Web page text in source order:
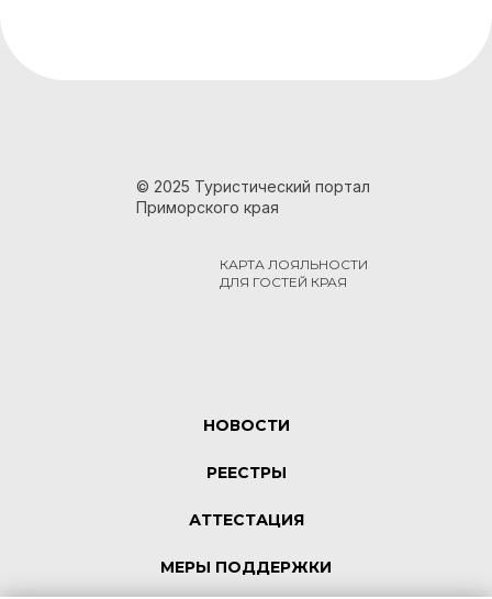
© 2025 Туристический портал
Приморского края
КАРТА ЛОЯЛЬНОСТИ
ДЛЯ ГОСТЕЙ КРАЯ
НОВОСТИ
РЕЕСТРЫ
АТТЕСТАЦИЯ
МЕРЫ ПОДДЕРЖКИ